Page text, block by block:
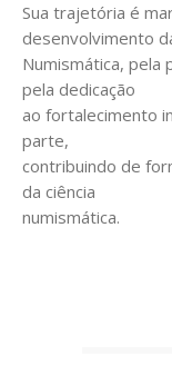
Sua trajetória é
desenvolvimento
Numismática, pela
pela dedicação
ao fortalecimento
parte,
contribuindo de
da ciência
numismática.